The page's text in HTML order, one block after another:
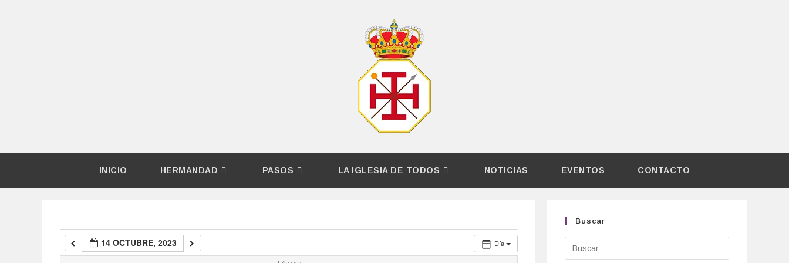
INICIO HERMANDAD PASOS LA IGLESIA DE TODOS NOTICIAS EVENTOS CONTACTO
Día
14 OCTUBRE, 2023
07:00
Buscar